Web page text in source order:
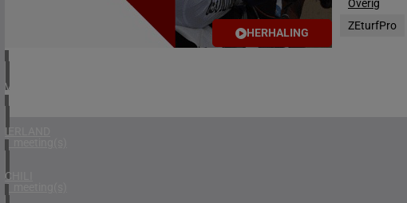
1 meeting(s)
VERENIGD KONINKRIJK
5 meeting(s)
IERLAND
1 meeting(s)
CHILI
1 meeting(s)
HERHALING
Overig
ZEturfPro